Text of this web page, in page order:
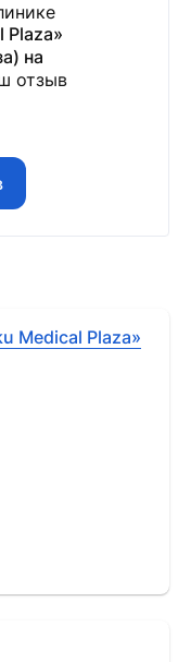
Plaza»
на
отзыв
Medical Plaza»